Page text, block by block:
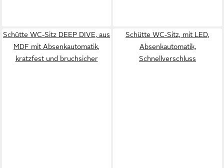
Schütte WC-Sitz DEEP DIVE, aus
MDF mit Absenkautomatik,
kratzfest und bruchsicher
Schütte WC-Sitz, mit LED,
Absenkautomatik,
Schnellverschluss